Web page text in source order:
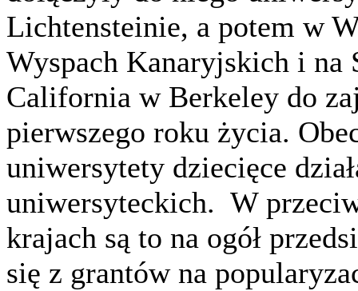
Lichtensteinie, a potem w
Wyspach Kanaryjskich i
California w Berkeley do
pierwszego roku życia.
uniwersytety dziecięce
uniwersyteckich. W
krajach są to na ogół
się z grantów na